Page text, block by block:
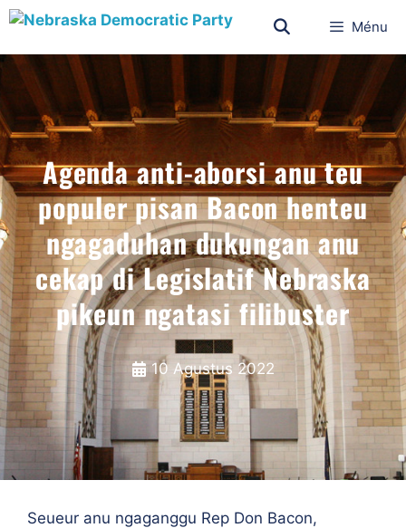
Ménu
Agenda anti-aborsi anu teu
populer pisan Bacon henteu
ngagaduhan dukungan anu
cekap di Legislatif Nebraska
pikeun ngatasi filibuster
10 Agustus 2022
Seueur anu ngaganggu Rep Don Bacon,